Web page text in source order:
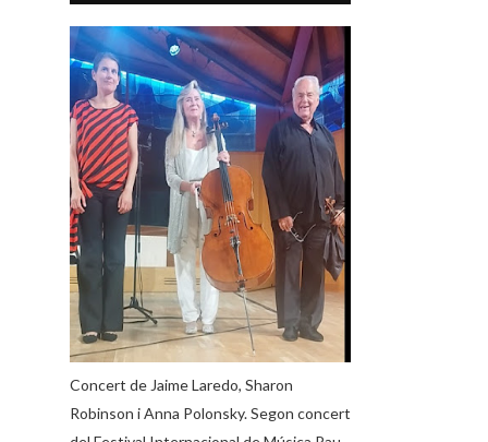
Concert de Jaime Laredo, Sharon
Robinson i Anna Polonsky. Segon concert